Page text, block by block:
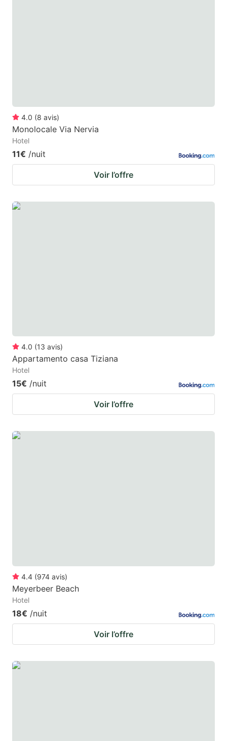
4.0 (8 avis)
Monolocale Via Nervia
Hotel
11€ /nuit
Voir l’offre
4.0 (13 avis)
Appartamento casa Tiziana
Hotel
15€ /nuit
Voir l’offre
4.4 (974 avis)
Meyerbeer Beach
Hotel
18€ /nuit
Voir l’offre